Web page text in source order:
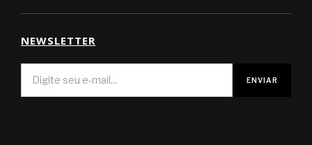
NEWSLETTER